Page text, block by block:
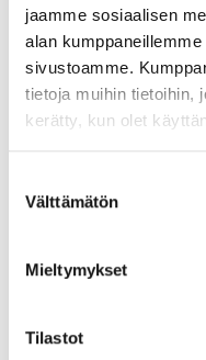
jaamme sosiaalisen
alan
sivustoamme.
tietoja muihin tietoihin,
kerätty, kun olet
valinta
Välttämätön
Mieltymykset
Tilastot
Etusivu
tapahtuma